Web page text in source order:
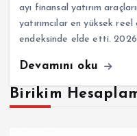
ayı finansal yatırım
yatırımcılar en yüksek
endeksinde elde etti.
Devamını oku
Birikim